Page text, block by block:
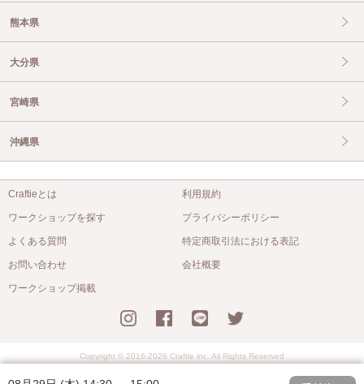
熊本県
大分県
宮崎県
沖縄県
Craftieとは
ワークショップを探す
よくある質問
お問い合わせ
ワークショップ掲載
利用規約
プライバシーポリシー
特定商取引法における表記
会社概要
Copyright © 2016-2026 Craftie inc. All Rights Reserved